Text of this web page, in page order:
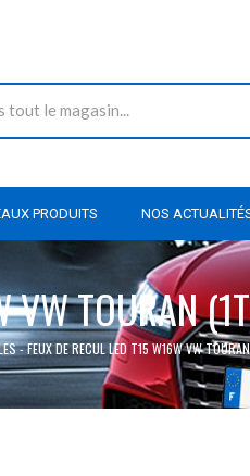
PRODUITS NOS
TOURAN
- FEUX DE RECUL LED T15 W16W VW